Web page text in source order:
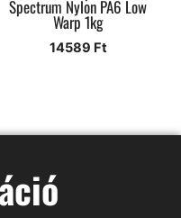
Spectrum Nylon PA6 Low
Warp 1kg
14589 Ft